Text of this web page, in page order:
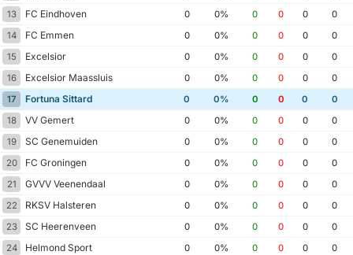
13
FC Eindhoven 0 0% 0 0 0
0
14
FC Emmen 0 0% 0 0 0
0
15
Excelsior 0 0% 0 0 0
0
16
Excelsior Maassluis 0 0% 0 0 0
0
17
Fortuna Sittard 0 0% 0 0 0
0
18
VV Gemert 0 0% 0 0 0
0
19
SC Genemuiden 0 0% 0 0 0
0
20
FC Groningen 0 0% 0 0 0
0
21
GVVV Veenendaal 0 0% 0 0 0
0
22
RKSV Halsteren 0 0% 0 0 0
0
23
SC Heerenveen 0 0% 0 0 0
0
24
Helmond Sport 0 0% 0 0 0
0